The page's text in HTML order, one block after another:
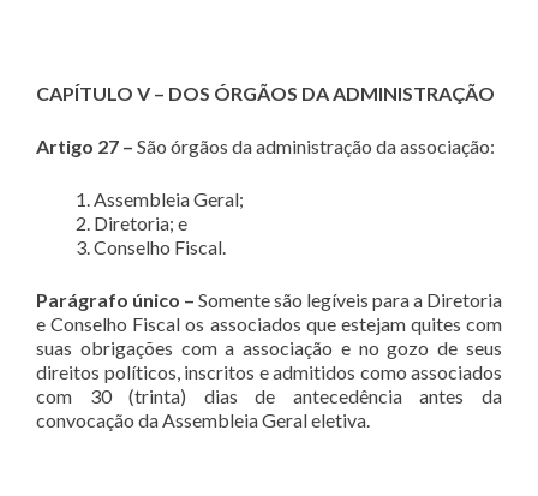
CAPÍTULO V – DOS ÓRGÃOS DA ADMINISTRAÇÃO
Artigo 27 – São órgãos da administração da associação:
Assembleia Geral;
Diretoria; e
Conselho Fiscal.
Parágrafo único – Somente são legíveis para a Diretoria
e Conselho Fiscal os associados que estejam quites com
suas obrigações com a associação e no gozo de seus
direitos políticos, inscritos e admitidos como associados
com 30 (trinta) dias de antecedência antes da
convocação da Assembleia Geral eletiva.